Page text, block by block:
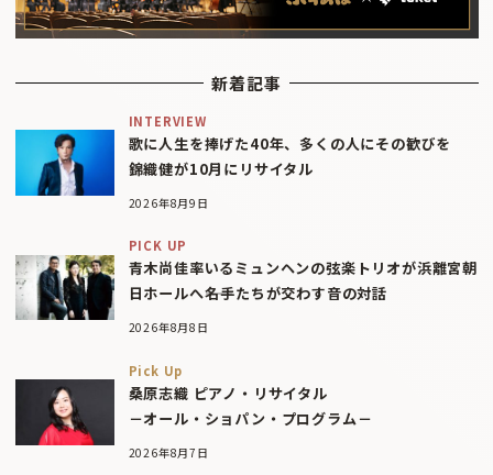
新着記事
INTERVIEW
歌に人生を捧げた40年、多くの人にその歓びを
錦織健が10月にリサイタル
2026年8月9日
PICK UP
青木尚佳率いるミュンヘンの弦楽トリオが浜離宮朝
日ホールへ――名手たちが交わす音の対話
2026年8月8日
Pick Up
桑原志織 ピアノ・リサイタル
－オール・ショパン・プログラム－
2026年8月7日